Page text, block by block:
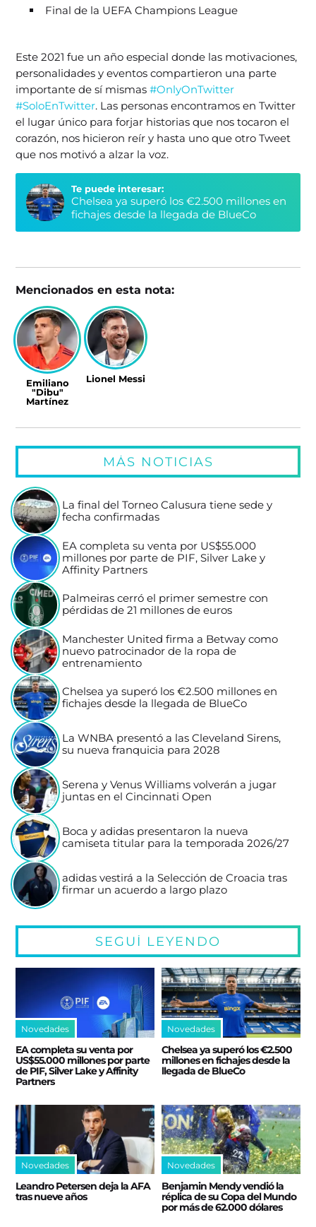
Final de la UEFA Champions League
Este 2021 fue un año especial donde las motivaciones,
personalidades y eventos compartieron una parte
importante de sí mismas#OnlyOnTwitter
#SoloEnTwitter. Las personas encontramos en Twitter
el lugar único para forjar historias que nos tocaron el
corazón, nos hicieron reír y hasta uno que otro Tweet
que nos motivó a alzar la voz.
Te puede interesar:
Chelsea ya superó los €2.500 millones en
fichajes desde la llegada de BlueCo
Mencionados en esta nota:
Emiliano
"Dibu"
Martínez
Lionel Messi
MÁS NOTICIAS
La final del Torneo Calusura tiene sede y
fecha confirmadas
EA completa su venta por US$55.000
millones por parte de PIF, Silver Lake y
Affinity Partners
Palmeiras cerró el primer semestre con
pérdidas de 21 millones de euros
Manchester United firma a Betway como
nuevo patrocinador de la ropa de
entrenamiento
Chelsea ya superó los €2.500 millones en
fichajes desde la llegada de BlueCo
La WNBA presentó a las Cleveland Sirens,
su nueva franquicia para 2028
Serena y Venus Williams volverán a jugar
juntas en el Cincinnati Open
Boca y adidas presentaron la nueva
camiseta titular para la temporada 2026/27
adidas vestirá a la Selección de Croacia tras
firmar un acuerdo a largo plazo
SEGUÍ LEYENDO
Novedades
EA completa su venta por
US$55.000 millones por parte
de PIF, Silver Lake y Affinity
Partners
Novedades
Chelsea ya superó los €2.500
millones en fichajes desde la
llegada de BlueCo
Novedades
Leandro Petersen deja la AFA
tras nueve años
Novedades
Benjamin Mendy vendió la
réplica de su Copa del Mundo
por más de 62.000 dólares